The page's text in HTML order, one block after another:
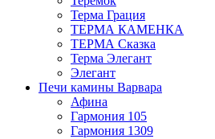
Терма Грация
ТЕРМА КАМЕНКА
ТЕРМА Сказка
Терма Элегант
Элегант
Печи камины Варвара
Афина
Гармония 105
Гармония 1309